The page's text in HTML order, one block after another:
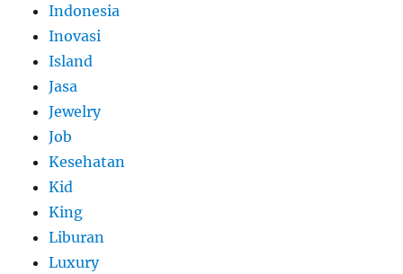
Indonesia
Inovasi
Island
Jasa
Jewelry
Job
Kesehatan
Kid
King
Liburan
Luxury